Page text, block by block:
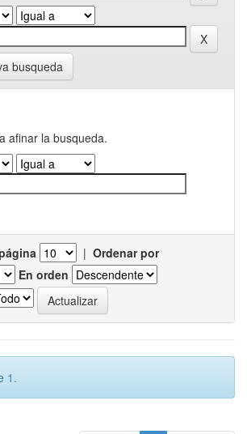
busqueda
afinar la busqueda.
| Ordenar por
En orden
1.